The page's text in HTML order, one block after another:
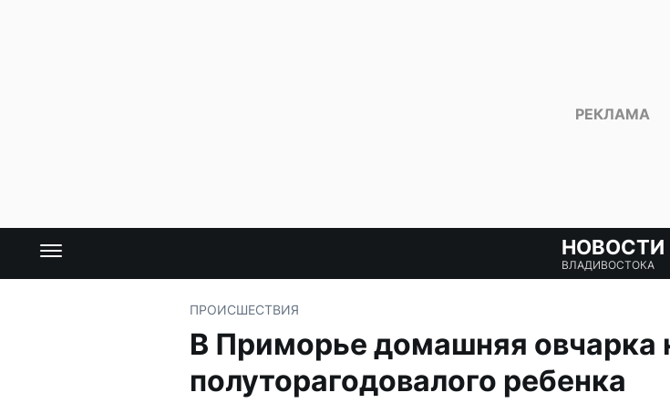
НОВОСТИ
ВЛАДИВОСТОКА
ПРОИСШЕСТВИЯ
В Приморье домашняя овчарка
полуторагодовалого ребенка